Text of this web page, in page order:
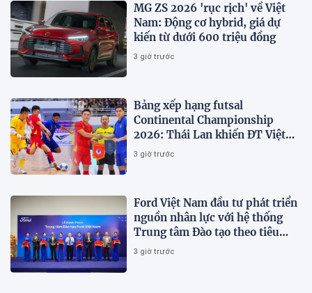
MG ZS 2026 'rục rịch' về Việt
Nam: Động cơ hybrid, giá dự
kiến từ dưới 600 triệu đồng
3 giờ trước
Bảng xếp hạng futsal
Continental Championship
2026: Thái Lan khiến ĐT Việt
Nam 'vỡ mộng' vô địch
3 giờ trước
Ford Việt Nam đầu tư phát triển
nguồn nhân lực với hệ thống
Trung tâm Đào tạo theo tiêu
chuẩn toàn cầu
3 giờ trước